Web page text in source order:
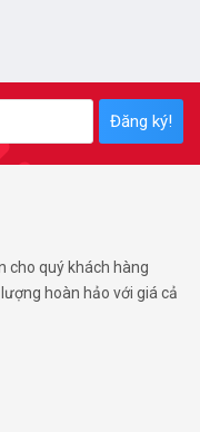
Đăng ký!
cho quý khách hàng
hoàn hảo với giá cả